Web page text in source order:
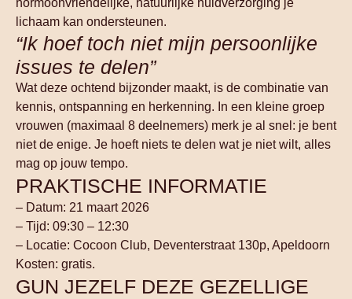
lichaam kan ondersteunen.
“Ik hoef toch niet mijn persoonlijke
issues te delen”
Wat deze ochtend bijzonder maakt, is de combinatie van
kennis, ontspanning en herkenning. In een kleine groep
vrouwen (maximaal 8 deelnemers) merk je al snel: je bent
niet de enige. Je hoeft niets te delen wat je niet wilt, alles
mag op jouw tempo.
PRAKTISCHE INFORMATIE
– Datum: 21 maart 2026
– Tijd: 09:30 – 12:30
– Locatie: Cocoon Club, Deventerstraat 130p, Apeldoorn
Kosten: gratis.
GUN JEZELF DEZE GEZELLIGE